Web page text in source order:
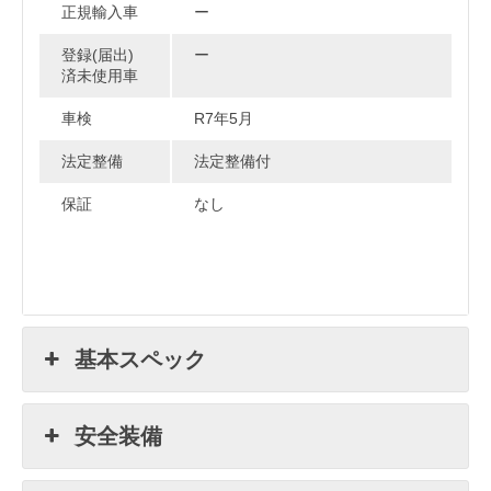
正規輸入車 ー
登録(届出)
済未使用車
ー
車検 R7年5月
法定整備 法定整備付
保証 なし
基本スペック
安全装備